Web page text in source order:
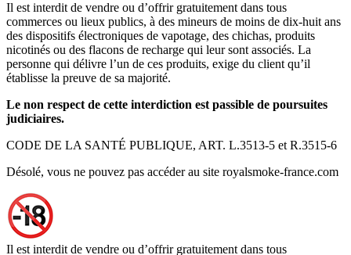
Il est interdit de vendre ou d’offrir gratuitement dans tous
commerces ou lieux publics, à des mineurs de moins de dix-huit ans
des dispositifs électroniques de vapotage, des chichas, produits
nicotinés ou des flacons de recharge qui leur sont associés. La
personne qui délivre l’un de ces produits, exige du client qu’il
établisse la preuve de sa majorité.
Le non respect de cette interdiction est passible de poursuites
judiciaires.
CODE DE LA SANTÉ PUBLIQUE, ART. L.3513-5 et R.3515-6
Désolé, vous ne pouvez pas accéder au site royalsmoke-france.com
Il est interdit de vendre ou d’offrir gratuitement dans tous